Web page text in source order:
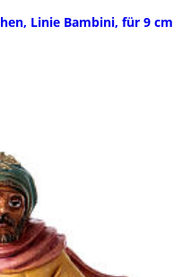
Linie Bambini, für 9 cm